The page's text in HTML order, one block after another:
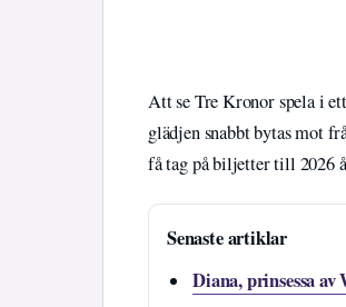
Att se Tre Kronor spela i
glädjen snabbt bytas mot
få tag på biljetter till 2026
Senaste artiklar
Diana, prinsessa av